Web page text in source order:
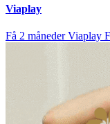
Viaplay
Få 2 måneder Viaplay